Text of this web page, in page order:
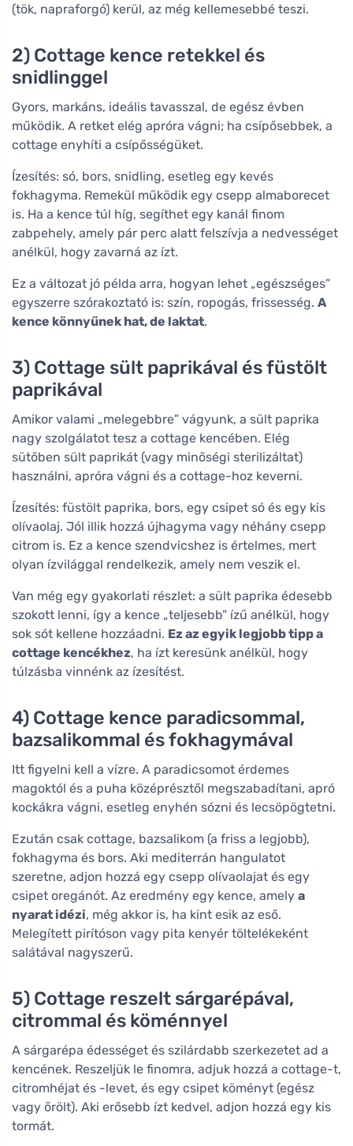
(tök, napraforgó) kerül, az még kellemesebbé teszi.
2) Cottage kence retekkel és
snidlinggel
Gyors, markáns, ideális tavasszal, de egész évben
működik. A retket elég apróra vágni; ha csípősebbek, a
cottage enyhíti a csípősségüket.
Ízesítés: só, bors, snidling, esetleg egy kevés
fokhagyma. Remekül működik egy csepp almaborecet
is. Ha a kence túl híg, segíthet egy kanál finom
zabpehely, amely pár perc alatt felszívja a nedvességet
anélkül, hogy zavarná az ízt.
Ez a változat jó példa arra, hogyan lehet „egészséges”
egyszerre szórakoztató is: szín, ropogás, frissesség. A
kence könnyűnek hat, de laktat.
3) Cottage sült paprikával és füstölt
paprikával
Amikor valami „melegebbre” vágyunk, a sült paprika
nagy szolgálatot tesz a cottage kencében. Elég
sütőben sült paprikát (vagy minőségi sterilizáltat)
használni, apróra vágni és a cottage-hoz keverni.
Ízesítés: füstölt paprika, bors, egy csipet só és egy kis
olívaolaj. Jól illik hozzá újhagyma vagy néhány csepp
citrom is. Ez a kence szendvicshez is értelmes, mert
olyan ízvilággal rendelkezik, amely nem veszik el.
Van még egy gyakorlati részlet: a sült paprika édesebb
szokott lenni, így a kence „teljesebb” ízű anélkül, hogy
sok sót kellene hozzáadni. Ez az egyik legjobb tipp a
cottage kencékhez, ha ízt keresünk anélkül, hogy
túlzásba vinnénk az ízesítést.
4) Cottage kence paradicsommal,
bazsalikommal és fokhagymával
Itt figyelni kell a vízre. A paradicsomot érdemes
magoktól és a puha középrésztől megszabadítani, apró
kockákra vágni, esetleg enyhén sózni és lecsöpögtetni.
Ezután csak cottage, bazsalikom (a friss a legjobb),
fokhagyma és bors. Aki mediterrán hangulatot
szeretne, adjon hozzá egy csepp olívaolajat és egy
csipet oregánót. Az eredmény egy kence, amely a
nyarat idézi, még akkor is, ha kint esik az eső.
Melegített pirítóson vagy pita kenyér töltelékeként
salátával nagyszerű.
5) Cottage reszelt sárgarépával,
citrommal és köménnyel
A sárgarépa édességet és szilárdabb szerkezetet ad a
kencének. Reszeljük le finomra, adjuk hozzá a cottage-t,
citromhéjat és -levet, és egy csipet köményt (egész
vagy őrölt). Aki erősebb ízt kedvel, adjon hozzá egy kis
tormát.